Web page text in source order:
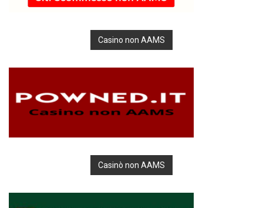
Casino non AAMS
Casinò non AAMS